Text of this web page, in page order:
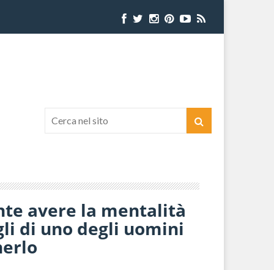
avere la mentalità
di uno degli uomini